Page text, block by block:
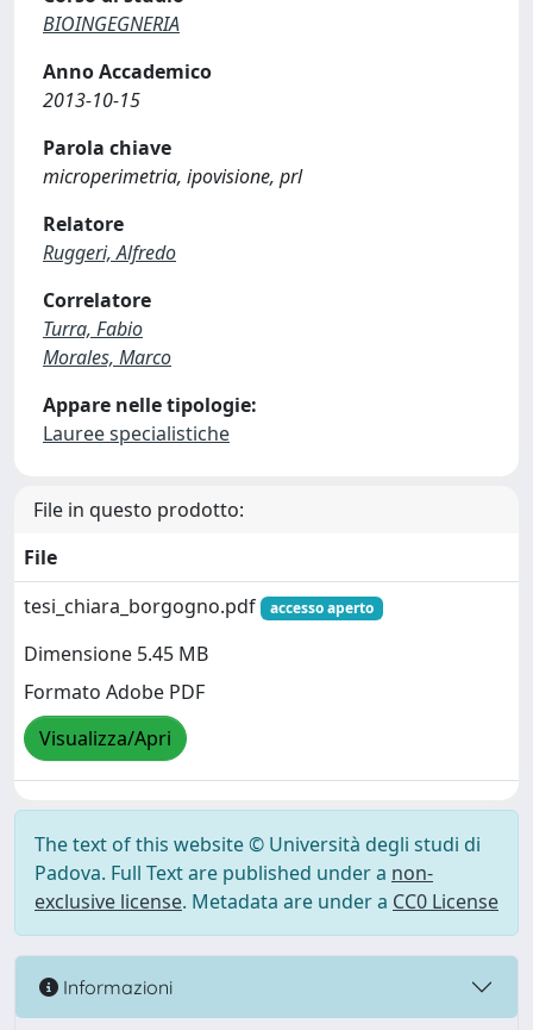
BIOINGEGNERIA
Anno Accademico
2013-10-15
Parola chiave
microperimetria, ipovisione, prl
Relatore
Ruggeri, Alfredo
Correlatore
Turra, Fabio
Morales, Marco
Appare nelle tipologie:
Lauree specialistiche
File in questo prodotto:
File
tesi_chiara_borgogno.pdf
accesso aperto
Dimensione 5.45 MB
Formato Adobe PDF
Visualizza/Apri
The text of this website © Università degli studi di
Padova. Full Text are published under a non-
exclusive license. Metadata are under a CC0 License
Informazioni